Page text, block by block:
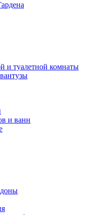
и туалетной комнаты
и ванн